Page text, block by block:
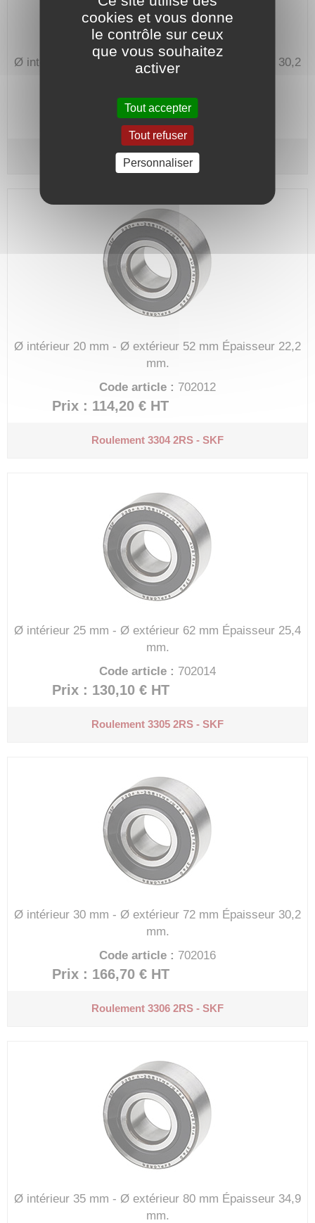
Ø intérieur 45 mm - Ø extérieur 85 mm
Épaisseur 30,2
Code article :702010
Prix : 192,10 €HT
Roulement 3209 2RS - SKF
Ø intérieur 20 mm - Ø extérieur 52 mm Épaisseur 22,2
mm.
Code article : 702012
Prix : 114,20 € HT
Roulement 3304 2RS - SKF
Ø intérieur 25 mm - Ø extérieur 62 mm Épaisseur 25,4
mm.
Code article : 702014
Prix : 130,10 € HT
Roulement 3305 2RS - SKF
Ø intérieur 30 mm - Ø extérieur 72 mm Épaisseur 30,2
mm.
Code article : 702016
Prix : 166,70 € HT
Roulement 3306 2RS - SKF
Ø intérieur 35 mm - Ø extérieur 80 mm Épaisseur 34,9
mm.
cookies et vous donne
le contrôle sur ceux
que vous souhaitez
activer
Tout accepter
Tout refuser
Personnaliser